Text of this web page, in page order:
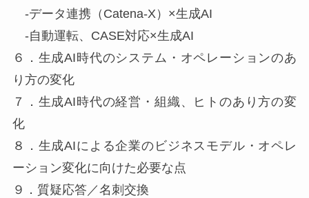
-データ連携（Catena-X）×生成AI
-自動運転、CASE対応×生成AI
６．生成AI時代のシステム・オペレーションのあ
り方の変化
７．生成AI時代の経営・組織、ヒトのあり方の変
化
８．生成AIによる企業のビジネスモデル・オペレ
ーション変化に向けた必要な点
９．質疑応答／名刺交換